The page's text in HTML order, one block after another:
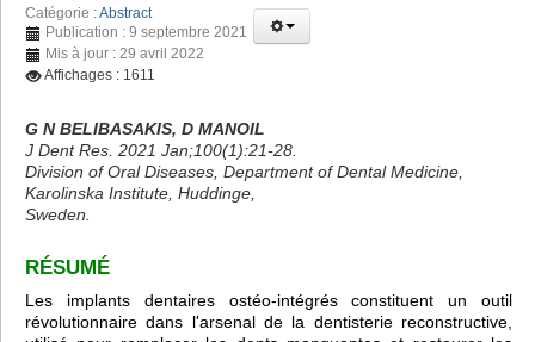
Catégorie :Abstract
Publication : 9 septembre 2021
Mis à jour : 29 avril 2022
Affichages : 1611
G N BELIBASAKIS, D MANOIL
J Dent Res. 2021 Jan;100(1):21-28.
Division of Oral Diseases, Department of Dental Medicine,
Karolinska Institute, Huddinge,
Sweden.
RÉSUMÉ
Les implants dentaires ostéo-intégrés constituent un outil
révolutionnaire dans l'arsenal de la dentisterie reconstructive,